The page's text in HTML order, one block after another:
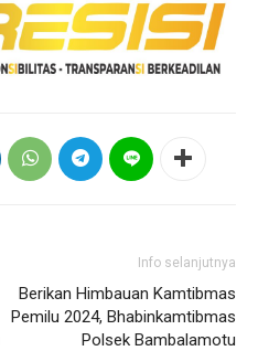
Info selanjutnya
Berikan Himbauan Kamtibmas
Pemilu 2024, Bhabinkamtibmas
Polsek Bambalamotu